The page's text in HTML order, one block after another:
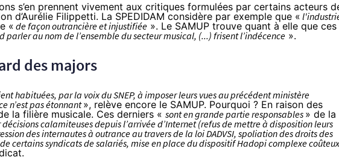
s’en prennent vivement aux critiques formulées par certains acteurs
d’Aurélie Filippetti. La SPEDIDAM considère par exemple que «
«de façon outrancière et injustifiée ». Le SAMUP trouve quant à elle que ces
au nom de l’ensemble du secteur musical, (...) frisent l’indécence ».
des majors
habituées, par la voix du SNEP, à imposer leurs vues au précédent ministère
n’est pas étonnant», relève encore le SAMUP. Pourquoi ? En raison des
la filière musicale. Ces derniers « sont en grande partie responsables » de la
calamiteuses depuis l’arrivée d’Internet (refus de mettre à disposition leurs
des internautes à outrance au travers de la loi DADVSI, spoliation des droits des
certains syndicats de salariés, mise en place du dispositif Hadopi complexe coûteux